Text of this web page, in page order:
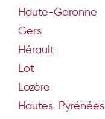
Haute-Garonne
Gers
Hérault
Lot
Lozère
Hautes-Pyrénées